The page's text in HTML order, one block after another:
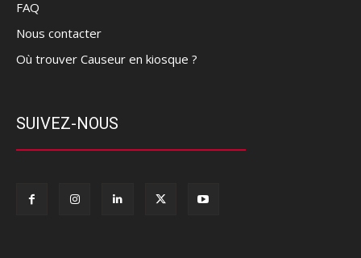
FAQ
Nous contacter
Où trouver Causeur en kiosque ?
SUIVEZ-NOUS